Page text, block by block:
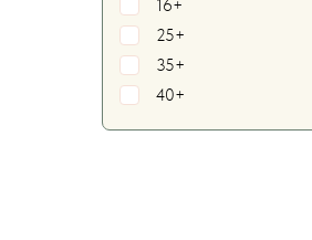
JOLYUM
JOMTAM
JUNO
16+
25+
35+
40+